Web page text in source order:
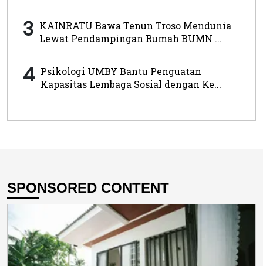
3 KAINRATU Bawa Tenun Troso Mendunia
Lewat Pendampingan Rumah BUMN ...
4 Psikologi UMBY Bantu Penguatan
Kapasitas Lembaga Sosial dengan Ke...
SPONSORED CONTENT